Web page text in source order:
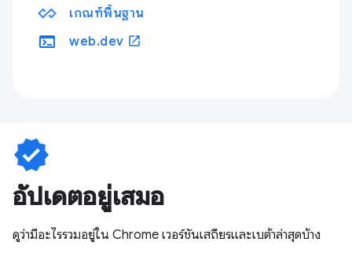
เกณฑ์พื้นฐาน
terminal web.dev open_in_new
verified
อัปเดตอยู่เสมอ
ดูว่ามีอะไรรวมอยู่ใน Chrome เวอร์ชันเสถียรและเบต้าล่าสุดบ้าง